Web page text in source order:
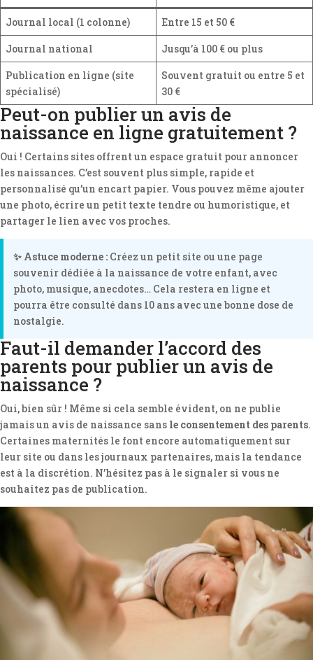
Journal local (1 colonne)
Entre 15 et 50 €
Journal national
Jusqu’à 100 € ou plus
Publication en ligne (site
spécialisé)
Souvent gratuit ou entre 5 et
30 €
Peut-on publier un avis de
naissance en ligne gratuitement ?
Oui ! Certains sites offrent un espace gratuit pour annoncer
les naissances. C’est souvent plus simple, rapide et
personnalisé qu’un encart papier. Vous pouvez même ajouter
une photo, écrire un petit texte tendre ou humoristique, et
partager le lien avec vos proches.
✨ Astuce moderne : Créez un petit site ou une page
souvenir dédiée à la naissance de votre enfant, avec
photo, musique, anecdotes… Cela restera en ligne et
pourra être consulté dans 10 ans avec une bonne dose de
nostalgie.
Faut-il demander l’accord des
parents pour publier un avis de
naissance ?
Oui, bien sûr ! Même si cela semble évident, on ne publie
jamais un avis de naissance sans le consentement des parents.
Certaines maternités le font encore automatiquement sur
leur site ou dans les journaux partenaires, mais la tendance
est à la discrétion. N’hésitez pas à le signaler si vous ne
souhaitez pas de publication.